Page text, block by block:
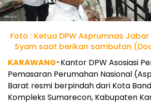
Foto : Ketua DPW Asprumnas Jabar
Syam saat berikan sambutan
KARAWANG-Kantor DPW Asosiasi
Pemasaran Perumahan Nasional
Barat resmi berpindah dari Kota
Kompleks Sumarecon, Kabupaten